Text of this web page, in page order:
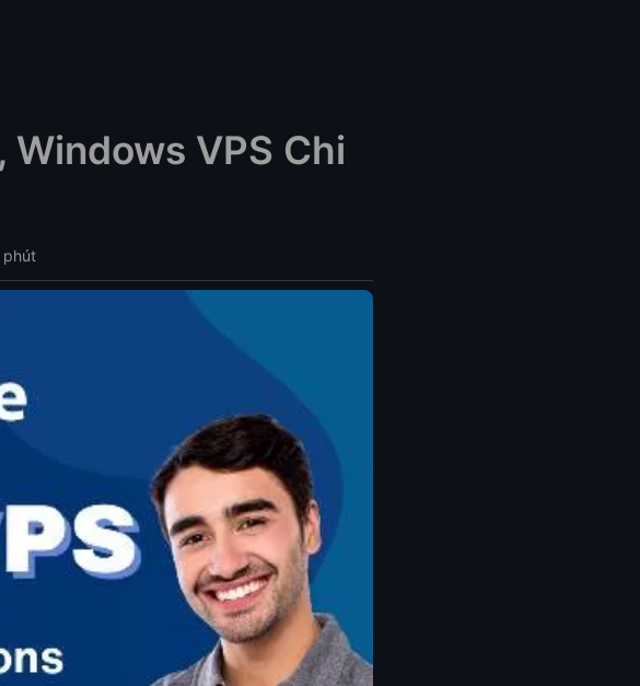
Windows VPS Chi
phút